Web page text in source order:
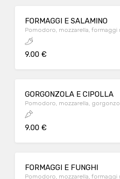
FORMAGGI E SALAMINO
Pomodoro, mozzarella, formaggi
9.00 €
GORGONZOLA E CIPOLLA
Pomodoro, mozzarella,
9.00 €
FORMAGGI E FUNGHI
Pomodoro, mozzarella, formaggi